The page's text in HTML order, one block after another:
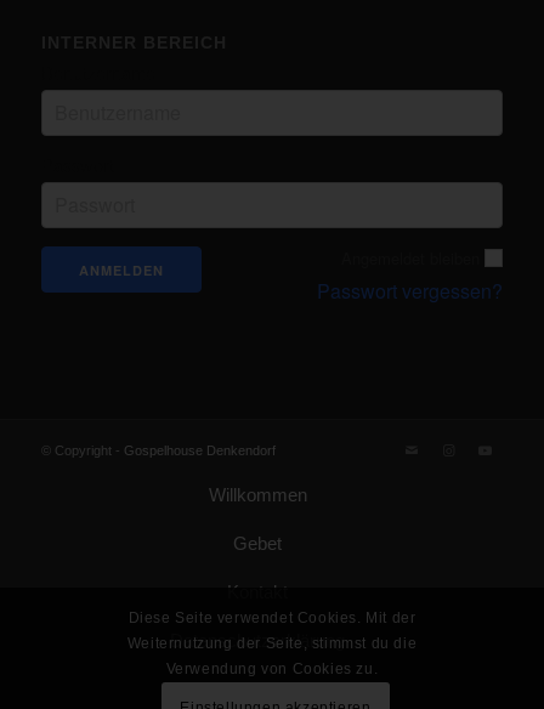
Passwort vergessen?
© Copyright - Gospelhouse Denkendorf
Willkommen
Gebet
Kontakt
Datenschutzerklärung
Impressum
Diese Seite verwendet Cookies. Mit der
Weiternutzung der Seite, stimmst du die
Verwendung von Cookies zu.